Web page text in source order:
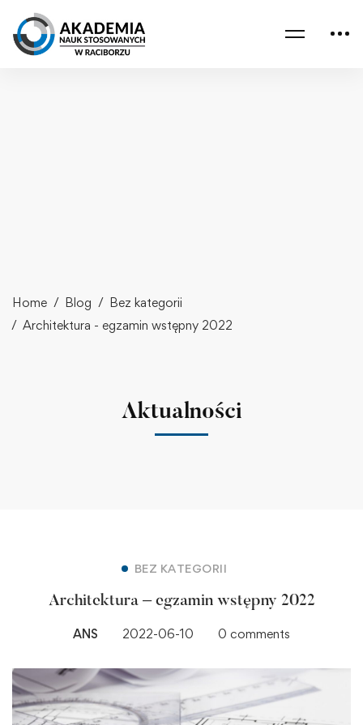
Home Blog
Bez kategorii
Architektura - egzamin wstępny 2022
Aktualności
BEZ KATEGORII
Architektura – egzamin wstępny 2022
ANS 2022-06-10 0 comments